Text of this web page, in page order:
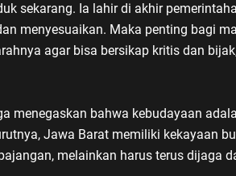
sekarang. Ia lahir di akhir
menyesuaikan. Maka penting bagi
agar bisa bersikap kritis dan
menegaskan bahwa kebudayaan
Jawa Barat memiliki kekayaan
melainkan harus terus dijaga